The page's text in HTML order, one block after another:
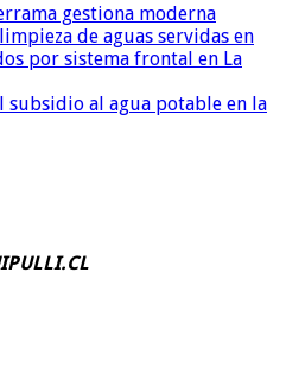
gestiona moderna
de aguas servidas en
por sistema frontal en La
subsidio al agua potable en la